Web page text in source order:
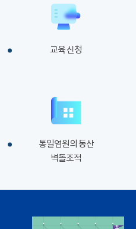
교육 신청
통일염원의 동산
벽돌조적